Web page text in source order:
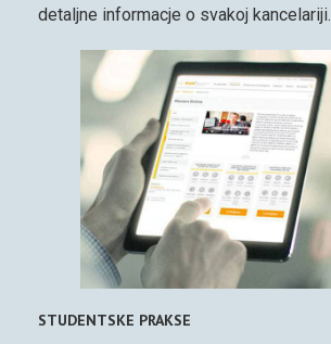
detaljne informacje o svakoj kancelariji.
STUDENTSKE PRAKSE